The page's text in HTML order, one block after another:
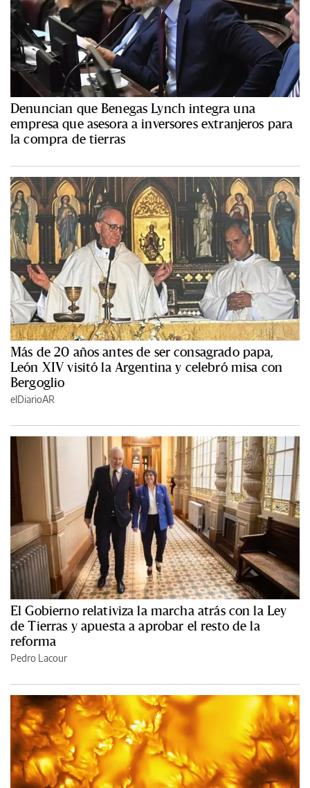
Denuncian que Benegas Lynch integra una
empresa que asesora a inversores extranjeros para
la compra de tierras
Más de 20 años antes de ser consagrado papa,
León XIV visitó la Argentina y celebró misa con
Bergoglio
elDiarioAR
El Gobierno relativiza la marcha atrás con la Ley
de Tierras y apuesta a aprobar el resto de la
reforma
Pedro Lacour